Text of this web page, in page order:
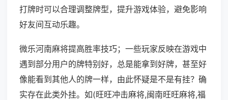
打牌时可以合理调整牌型，提升游戏体验，避免影响
好友间互动乐趣。
微乐河南麻将提高胜率技巧；一些玩家反映在游戏中
遇到部分用户的牌特别好，总是能拿到好牌，甚至好
像能看到其他人的牌一样，由此怀疑是不是有挂？确
实存在此类外挂。如(旺旺冲击麻将,闽南旺旺麻将,福